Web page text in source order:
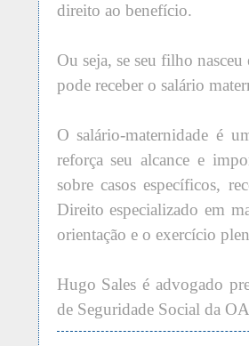
direito ao benefício.
Ou seja, se seu filho
pode receber o salário
O salário-maternidade é
reforça seu alcance e
sobre casos específicos,
Direito especializado em
orientação e o exercício
Hugo Sales é advogado
de Seguridade Social da